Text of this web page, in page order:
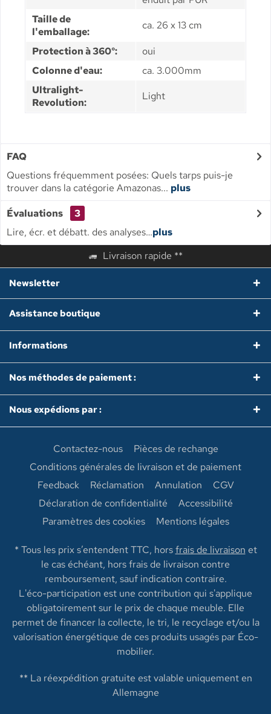
Taille de
l'emballage:
ca. 26 x 13 cm
Protection à 360°:
oui
Colonne d'eau:
ca. 3.000mm
Ultralight-
Revolution:
Light
FAQ
Questions fréquemment posées: Quels tarps puis-je
trouver dans la catégorie Amazonas... plus
Évaluations
3
Lire, écr. et débatt. des analyses…plus
Livraison rapide **
Newsletter
Assistance boutique
Informations
Nos méthodes de paiement :
Nous expédions par :
Contactez-nous
Pièces de rechange
Conditions générales de livraison et de paiement
Feedback
Réclamation Annulation
CGV
Déclaration de confidentialité
Accessibilité
Paramètres des cookies
Mentions légales
* Tous les prix s’entendent TTC, horsfrais de livraison et
le cas échéant, hors frais de livraison contre
remboursement, sauf indication contraire.
L'éco-participation est une contribution qui s'applique
obligatoirement sur le prix de chaque meuble. Elle
permet de financer la collecte, le tri, le recyclage et/ou la
valorisation énergétique de ces produits usagés par Éco-
mobilier.
** La réexpédition gratuite est valable uniquement en
Allemagne